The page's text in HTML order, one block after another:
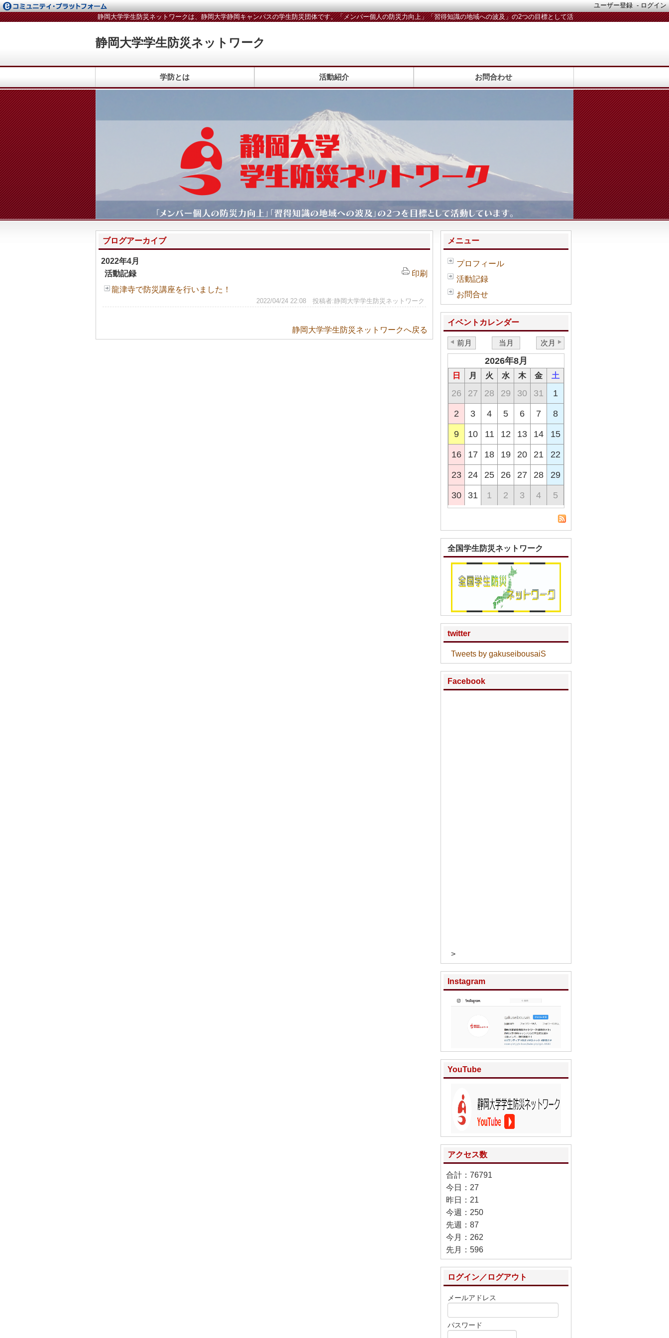
ユーザー登録 -ログイン
静岡大学学生防災ネットワーク
静岡大学学生防災ネットワークは、静岡大学静岡キャンパスの学生防災団体です。「メンバー個人の防災力向上」「習得知識の地域への波及」の2つの目標として活
学防とは 活動紹介 お問合わせ
ブログアーカイブ
2022年4月
印刷
活動記録
龍津寺で防災講座を行いました！
2022/04/24 22:08 投稿者:静岡大学学生防災ネットワーク
静岡大学学生防災ネットワークへ戻る
メニュー
プロフィール
活動記録
お問合せ
イベントカレンダー
前月 当月 次月
2026年8月
日 月 火 水 木 金 土
26 27 28 29 30 31 1
2 3 4 5 6 7 8
9 10 11 12 13 14 15
16 17 18 19 20 21 22
23 24 25 26 27 28 29
30 31 1 2 3 4 5
全国学生防災ネットワーク
twitter
Tweets by gakuseibousaiS
Facebook
>
Instagram
YouTube
アクセス数
合計：76791
今日：27
昨日：21
今週：250
先週：87
今月：262
先月：596
ログイン／ログアウト
メールアドレス
パスワード